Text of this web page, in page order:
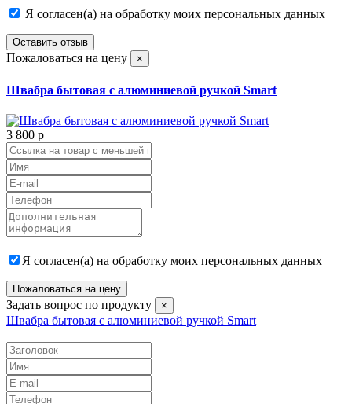
Я согласен(а) на обработку моих персональных данных
Оставить отзыв
Пожаловаться на цену ×
Швабра бытовая с алюминиевой ручкой Smart
3 800 p
Я согласен(а) на обработку моих персональных данных
Пожаловаться на цену
Задать вопрос по продукту ×
Швабра бытовая с алюминиевой ручкой Smart